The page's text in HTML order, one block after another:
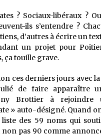
? Sociaux-libéraux ?
ils s’entendre ?
d’autres à écrire un
un projet pour
ça touille grave.
ces derniers jours avec
de faire apparaître
Brottier à rejoindre
» auto-désigné. Quand
liste des 59 noms qui
non pas 90 comme